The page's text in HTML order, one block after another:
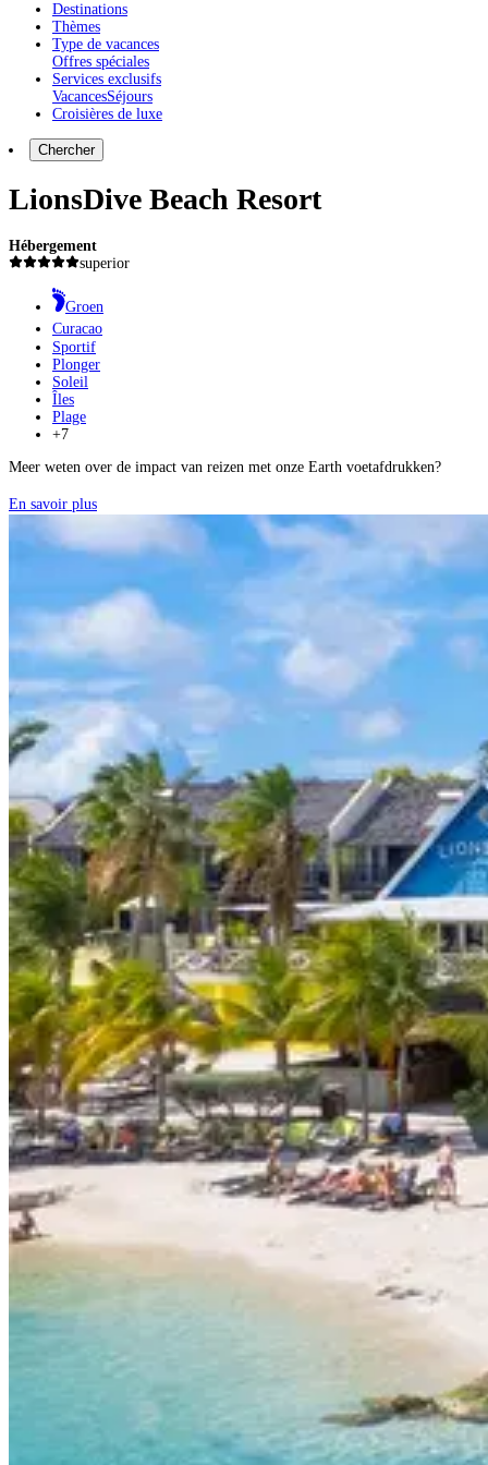
Destinations
Thèmes
Type de vacances
Offres spéciales
Services exclusifs
VacancesSéjours
Croisières de luxe
Chercher
LionsDive Beach Resort
Hébergement
superior
Groen
Curacao
Sportif
Plonger
Soleil
Îles
Plage
+7
Meer weten over de impact van reizen met onze Earth voetafdrukken?
En savoir plus